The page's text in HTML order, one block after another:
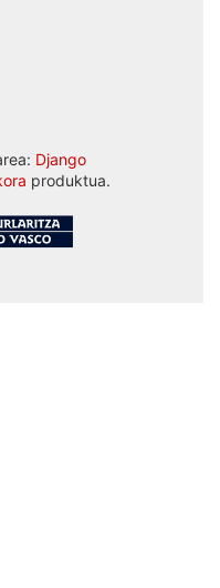
Django
produktua.